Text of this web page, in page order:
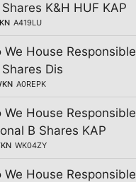
K&H HUF KAP
A419LU
We House Responsible
Dis
A0REPK
We House Responsible
B Shares KAP
WK04ZY
We House Responsible